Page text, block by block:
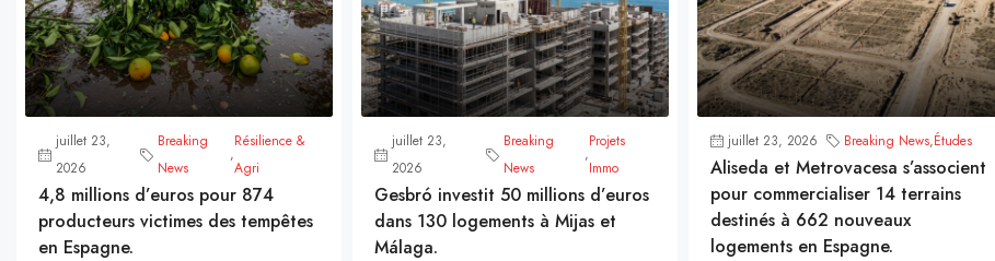
juillet 23,
2026
Breaking
News
,
Résilience &
Agri
4,8 millions d’euros pour 874
producteurs victimes des tempêtes
en Espagne.
juillet 23,
2026
Breaking
News
,
Projets
Immo
Gesbró investit 50 millions d’euros
dans 130 logements à Mijas et
Málaga.
juillet 23, 2026 Breaking News,Études
Aliseda et Metrovacesa s’associent
pour commercialiser 14 terrains
destinés à 662 nouveaux
logements en Espagne.